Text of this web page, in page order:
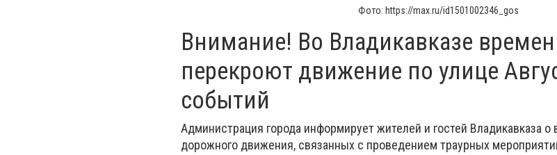
Фото: https://max.ru/id1501002346_gos
Внимание! Во Владикавказе
перекроют движение по улице
событий
Администрация города информирует жителей и гостей Владикавказа
дорожного движения, связанных с проведением траурных